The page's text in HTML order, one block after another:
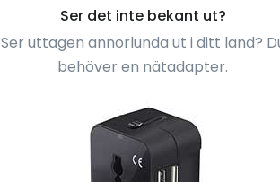
Ser det inte bekant ut?
Ser uttagen annorlunda ut i ditt land?
behöver en nätadapter.